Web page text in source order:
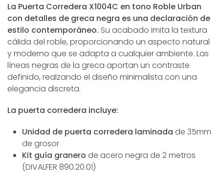
La Puerta Corredera X1004C en tono Roble Urban
con detalles de greca negra es una declaración de
estilo contemporáneo. Su acabado imita la textura
cálida del roble, proporcionando un aspecto natural
y moderno que se adapta a cualquier ambiente. Las
líneas negras de la greca aportan un contraste
definido, realzando el diseño minimalista con una
elegancia discreta.
La puerta corredera incluye:
Unidad de puerta corredera laminada de 35mm
de grosor
Kit guía granero de acero negra de 2 metros
(DIVALFER 890.20.01)